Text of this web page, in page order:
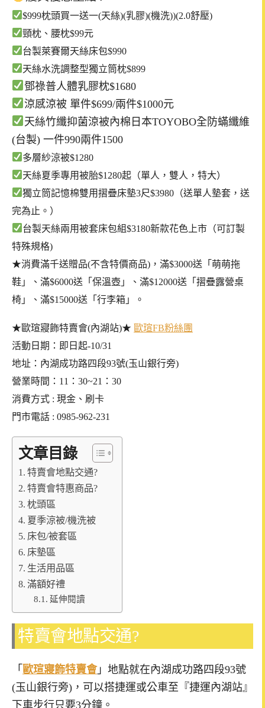
$999枕頭買一送一(天絲)(乳膠)(機洗))(2.0舒壓)
頸枕、腰枕$99元
台製萊賽爾天絲床包$990
天絲水洗調整型獨立筒枕$899
鄧祿普人體乳膠枕$1680
涼感涼被 單件$699/兩件$1000元
天絲竹纖抑菌涼被內棉日本TOYOBO全防蟎纖維
(台製) 一件990兩件1500
多層紗涼被$1280
天絲夏季專用被胎$1280起（單人，雙人，特大）
獨立筒記憶棉雙用摺疊床墊3尺$3980（送單人墊套，送
完為止。）
台製天絲兩用被套床包組$3180新款花色上市（可訂製
特殊規格)
★消費滿千送贈品(不含特價商品)，滿$3000送「萌萌拖
鞋」、滿$6000送「保溫壺」、滿$12000送「摺疊露營桌
椅」、滿$15000送「行李箱」。
★歐瑄寢飾特賣會(內湖站)★ 歐瑄FB粉絲團
活動日期：即日起-10/31
地址：內湖成功路四段93號(玉山銀行旁)
營業時間：11：30~21：30
消費方式 : 現金、刷卡
門市電話 : 0985-962-231
文章目錄
特賣會地點交通?
特賣會特惠商品?
枕頭區
夏季涼被/機洗被
床包/被套區
床墊區
生活用品區
滿額好禮
延伸閱讀
特賣會地點交通?
「 歐瑄寢飾特賣會」地點就在內湖成功路四段93號
(玉山銀行旁)，可以搭捷運或公車至『捷運內湖站』
下車步行只要3分鐘。